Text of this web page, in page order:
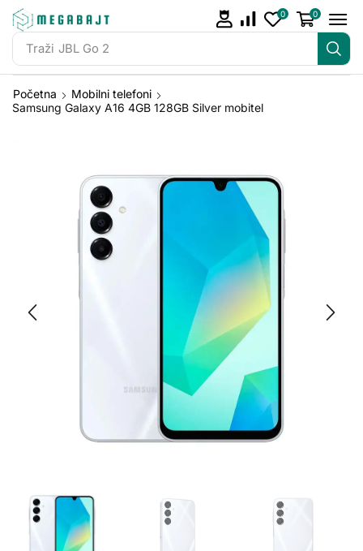
Traži JBL Go 2
0 0
Početna
Mobilni telefoni
Samsung Galaxy A16 4GB 128GB Silver mobitel